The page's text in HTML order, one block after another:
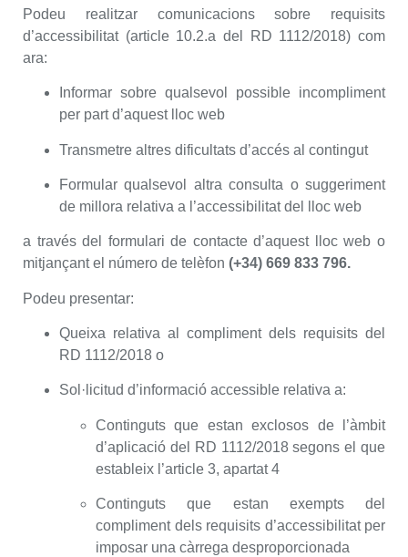
Podeu realitzar comunicacions sobre requisits
d’accessibilitat (article 10.2.a del RD 1112/2018) com
ara:
Informar sobre qualsevol possible incompliment
per part d’aquest lloc web
Transmetre altres dificultats d’accés al contingut
Formular qualsevol altra consulta o suggeriment
de millora relativa a l’accessibilitat del lloc web
a través del formulari de contacte d’aquest lloc web o
mitjançant el número de telèfon (+34) 669 833 796.
Podeu presentar:
Queixa relativa al compliment dels requisits del
RD 1112/2018 o
Sol·licitud d’informació accessible relativa a:
Continguts que estan exclosos de l’àmbit
d’aplicació del RD 1112/2018 segons el que
estableix l’article 3, apartat 4
Continguts que estan exempts del
compliment dels requisits d’accessibilitat per
imposar una càrrega desproporcionada